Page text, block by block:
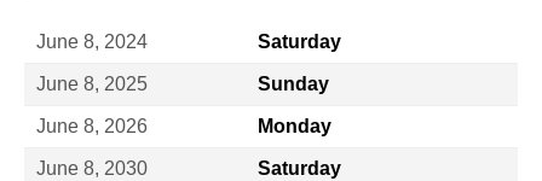
June 8, 2024 Saturday
June 8, 2025 Sunday
June 8, 2026 Monday
June 8, 2030 Saturday